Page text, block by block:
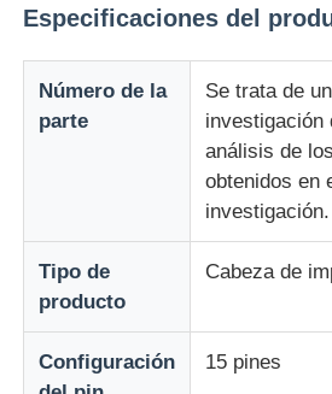
noticias
Solicitar una cotización
Piezas para cajeros
Piezas para cajeros
Especificaciones del
Número de la
parte
Se trata de
investigación
análisis de
obtenidos en
investigación.
Tipo de
producto
Cabeza de
Configuración
15 pines